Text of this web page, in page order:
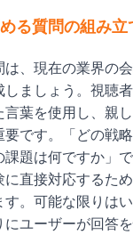
る質問の組み立
、現在の業界の
しましょう。視聴
言葉を使用し、親
です。「どの戦
題は何ですか」で
に直接対応するた
す。可能な限りは
ユーザーが回答